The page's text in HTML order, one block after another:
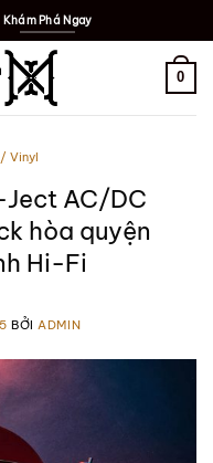
Khám Phá Ngay
0
Vinyl
AC/DC
hòa quyện
Hi-Fi
BỞI ADMIN